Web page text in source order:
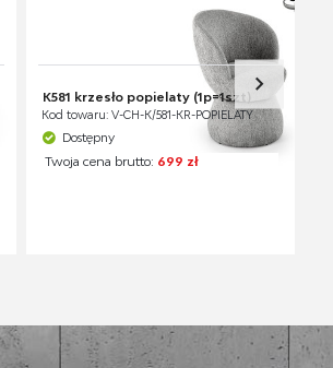
K581 krzesło popielaty (1p=1szt)
Kod towaru: V-CH-K/581-KR-POPIELATY
Dostępny
Twoja cena brutto: 699 zł